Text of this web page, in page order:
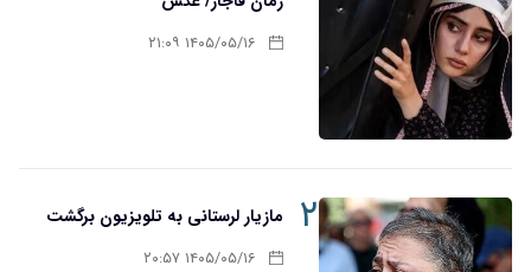
۱۴۰۵/۰۵/۱۶ ۲۱:۰۹
۲ مازیار لرستانی به تلویزیون برگشت
۱۴۰۵/۰۵/۱۶ ۲۰:۵۷